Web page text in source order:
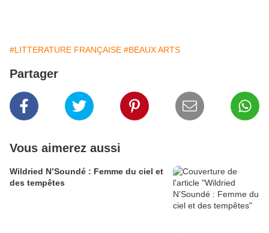
#LITTERATURE FRANÇAISE #BEAUX ARTS
Partager
Vous aimerez aussi
Wildried N’Soundé : Femme du ciel et
des tempêtes